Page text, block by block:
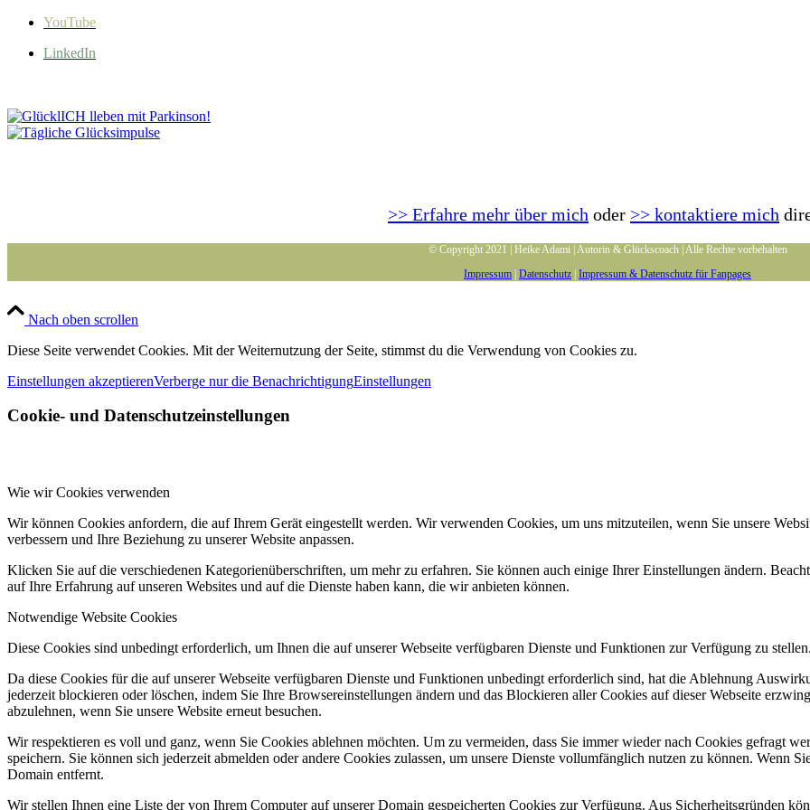
YouTube
LinkedIn
>> Erfahre mehr über mich oder >> kontaktiere mich
© Copyright 2021 | Heike Adami | Autorin & Glückscoach | Alle Rechte vorbehalten
Impressum | Datenschutz | Impressum & Datenschutz für Fanpages
Nach oben scrollen
Diese Seite verwendet Cookies. Mit der Weiternutzung der Seite, stimmst du die Verwendung von Cookies zu.
Einstellungen akzeptierenVerberge nur die BenachrichtigungEinstellungen
Cookie- und Datenschutzeinstellungen
Wie wir Cookies verwenden
Wir können Cookies anfordern, die auf Ihrem Gerät eingestellt werden. Wir verwenden Cookies, um uns mitzuteilen, wenn Sie unsere
verbessern und Ihre Beziehung zu unserer Website anpassen.
Klicken Sie auf die verschiedenen Kategorienüberschriften, um mehr zu erfahren. Sie können auch einige Ihrer Einstellungen ändern.
auf Ihre Erfahrung auf unseren Websites und auf die Dienste haben kann, die wir anbieten können.
Notwendige Website Cookies
Diese Cookies sind unbedingt erforderlich, um Ihnen die auf unserer Webseite verfügbaren Dienste und Funktionen zur Verfügung zu
Da diese Cookies für die auf unserer Webseite verfügbaren Dienste und Funktionen unbedingt erforderlich sind, hat die Ablehnung
jederzeit blockieren oder löschen, indem Sie Ihre Browsereinstellungen ändern und das Blockieren aller Cookies auf dieser Webseite
abzulehnen, wenn Sie unsere Website erneut besuchen.
Wir respektieren es voll und ganz, wenn Sie Cookies ablehnen möchten. Um zu vermeiden, dass Sie immer wieder nach Cookies gefragt
speichern. Sie können sich jederzeit abmelden oder andere Cookies zulassen, um unsere Dienste vollumfänglich nutzen zu können. Wenn
Domain entfernt.
Wir stellen Ihnen eine Liste der von Ihrem Computer auf unserer Domain gespeicherten Cookies zur Verfügung. Aus Sicherheitsgründen